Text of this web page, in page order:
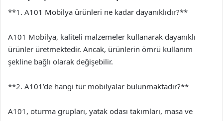
**1. A101 Mobilya ürünleri ne kadar dayanıklıdır?**
A101 Mobilya, kaliteli malzemeler kullanarak dayanıklı
ürünler üretmektedir. Ancak, ürünlerin ömrü kullanım
şekline bağlı olarak değişebilir.
**2. A101’de hangi tür mobilyalar bulunmaktadır?**
A101, oturma grupları, yatak odası takımları, masa ve